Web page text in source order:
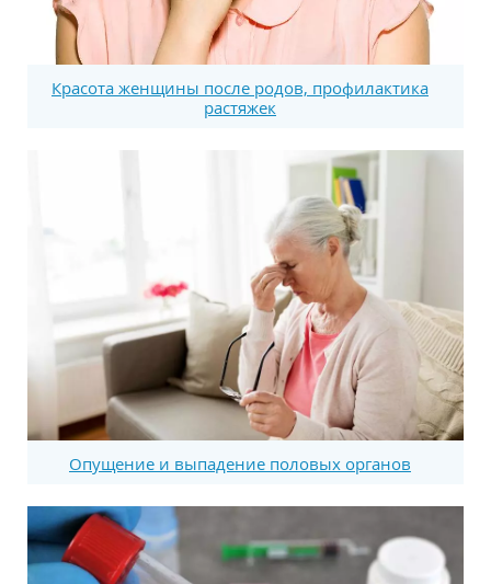
Красота женщины после родов, профилактика
растяжек
Опущение и выпадение половых органов